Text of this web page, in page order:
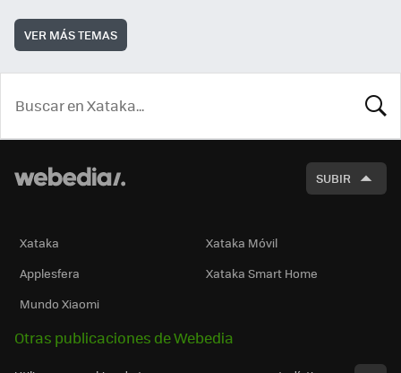
VER MÁS TEMAS
SUBIR
Xataka
Xataka Móvil
Applesfera
Xataka Smart Home
Mundo Xiaomi
Otras publicaciones de Webedia